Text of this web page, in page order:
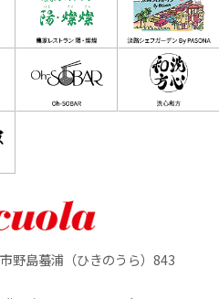
野島蟇浦（ひきのうら）843